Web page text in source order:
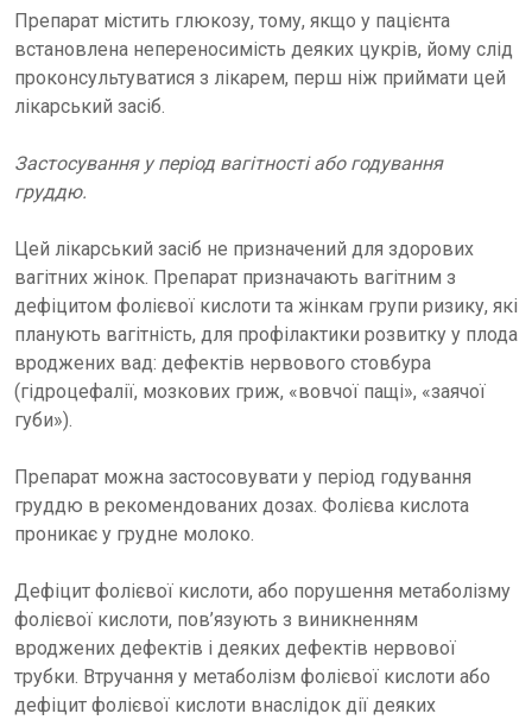
Препарат містить глюкозу, тому, якщо у пацієнта
встановлена непереносимість деяких цукрів, йому слід
проконсультуватися з лікарем, перш ніж приймати цей
лікарський засіб.
Застосування у період вагітності або годування
груддю.
Цей лікарський засіб не призначений для здорових
вагітних жінок. Препарат призначають вагітним з
дефіцитом фолієвої кислоти та жінкам групи ризику, які
планують вагітність, для профілактики розвитку у плода
вроджених вад: дефектів нервового стовбура
(гідроцефалії, мозкових гриж, «вовчої пащі», «заячої
губи»).
Препарат можна застосовувати у період годування
груддю в рекомендованих дозах. Фолієва кислота
проникає у грудне молоко.
Дефіцит фолієвої кислоти, або порушення метаболізму
фолієвої кислоти, пов’язують з виникненням
вроджених дефектів і деяких дефектів нервової
трубки. Втручання у метаболізм фолієвої кислоти або
дефіцит фолієвої кислоти внаслідок дії деяких